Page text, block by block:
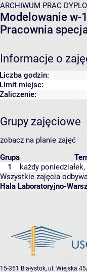
ARCHIWUM PRAC
Modelowanie w-1
Pracownia
Informacje o
Liczba godzin:
Limit miejsc:
Zaliczenie:
Grupy zajęciowe
zobacz na planie zajęć
Grupa
1
każdy
Wszystkie zajęcia
Hala Laboratoryjno-
15-351 Białystok, ul. Wiejska